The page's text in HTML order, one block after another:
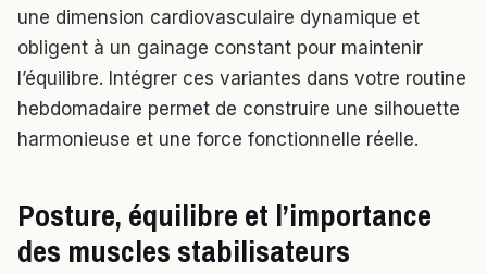
une dimension cardiovasculaire dynamique et
obligent à un gainage constant pour maintenir
l’équilibre. Intégrer ces variantes dans votre routine
hebdomadaire permet de construire une silhouette
harmonieuse et une force fonctionnelle réelle.
Posture, équilibre et l’importance
des muscles stabilisateurs